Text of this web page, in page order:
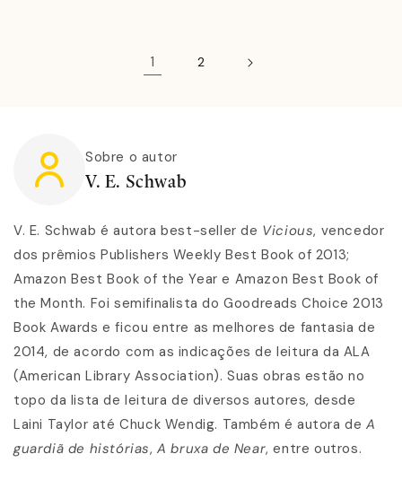
1 2
Sobre o autor
V. E. Schwab
V. E. Schwab é autora best-seller de Vicious, vencedor
dos prêmios Publishers Weekly Best Book of 2013;
Amazon Best Book of the Year e Amazon Best Book of
the Month. Foi semifinalista do Goodreads Choice 2013
Book Awards e ficou entre as melhores de fantasia de
2014, de acordo com as indicações de leitura da ALA
(American Library Association). Suas obras estão no
topo da lista de leitura de diversos autores, desde
Laini Taylor até Chuck Wendig. Também é autora deA
guardiã de histórias, A bruxa de Near, entre outros.